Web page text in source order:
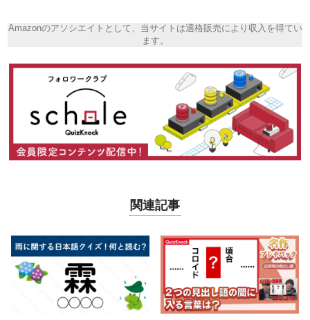
Amazonのアソシエイトとして、当サイトは適格販売により収入を得てい
ます。
関連記事